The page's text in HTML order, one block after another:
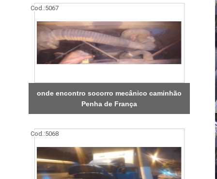
Cod.:5067
onde encontro socorro mecânico caminhão
Penha de França
Cod.:5068